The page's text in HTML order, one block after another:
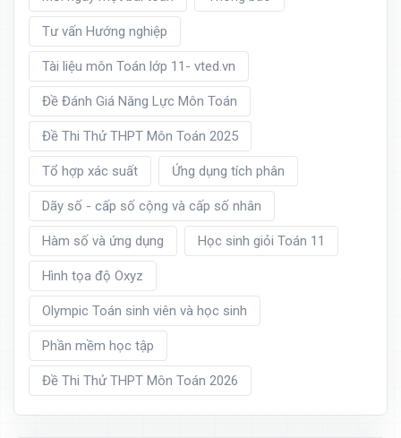
Tư vấn Hướng nghiệp
Tài liệu môn Toán lớp 11- vted.vn
Đề Đánh Giá Năng Lực Môn Toán
Đề Thi Thử THPT Môn Toán 2025
Tổ hợp xác suất Ứng dụng tích phân
Dãy số - cấp số cộng và cấp số nhân
Hàm số và ứng dụng Học sinh giỏi Toán 11
Hình tọa độ Oxyz
Olympic Toán sinh viên và học sinh
Phần mềm học tập
Đề Thi Thử THPT Môn Toán 2026